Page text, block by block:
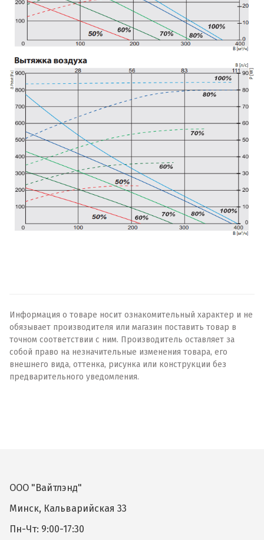
Информация о товаре носит ознакомительный характер и не
обязывает производителя или магазин поставить товар в
точном соответствии с ним. Производитель оставляет за
собой право на незначительные изменения товара, его
внешнего вида, оттенка, рисунка или конструкции без
предварительного уведомления.
ООО "Вайтлэнд"
Минск, Кальварийская 33
Пн-Чт: 9:00-17:30